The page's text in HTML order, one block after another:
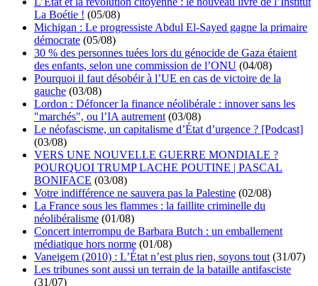
La Boétie ! (05/08)
Michigan : Le progressiste Abdul El-Sayed gagne la primaire
démocrate (05/08)
30 % des personnes tuées lors du génocide de Gaza étaient
des enfants, selon une commission de l’ONU (04/08)
Pourquoi il faut désobéir à l’UE en cas de victoire de la
gauche (03/08)
Lordon : Défoncer la finance néolibérale : innover sans les
"marchés", ou l’IA autrement (03/08)
Le néofascisme, un capitalisme d’État d’urgence ? [Podcast]
(03/08)
VERS UNE NOUVELLE GUERRE MONDIALE ?
POURQUOI TRUMP LACHE POUTINE | PASCAL
BONIFACE (03/08)
Votre indifférence ne sauvera pas la Palestine (02/08)
La France sous les flammes : la faillite criminelle du
néolibéralisme (01/08)
Concert interrompu de Barbara Butch : un emballement
médiatique hors norme (01/08)
Vaneigem (2010) : L’État n’est plus rien, soyons tout (31/07)
Les tribunes sont aussi un terrain de la bataille antifasciste
(31/07)